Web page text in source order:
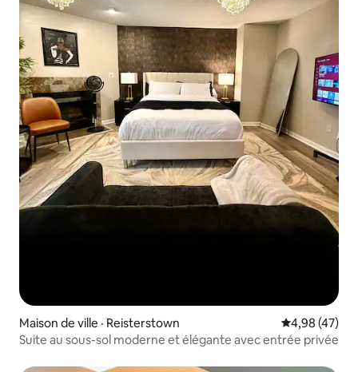
Maison de ville · Reisterstown Note
4,98 (47)
Suite au sous-sol moderne et élégante avec entrée privée